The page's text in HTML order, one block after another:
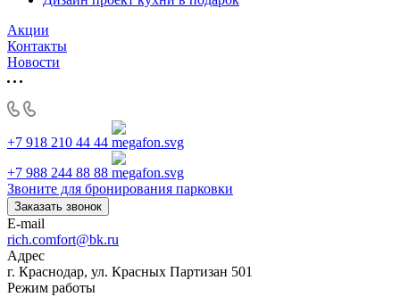
Акции
Контакты
Новости
+7 918 210 44 44
+7 988 244 88 88
Звоните для бронирования парковки
Заказать звонок
E-mail
rich.comfort@bk.ru
Адрес
г. Краснодар, ул. Красных Партизан 501
Режим работы